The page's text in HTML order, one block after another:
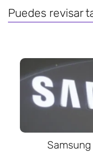
Puedes revisar